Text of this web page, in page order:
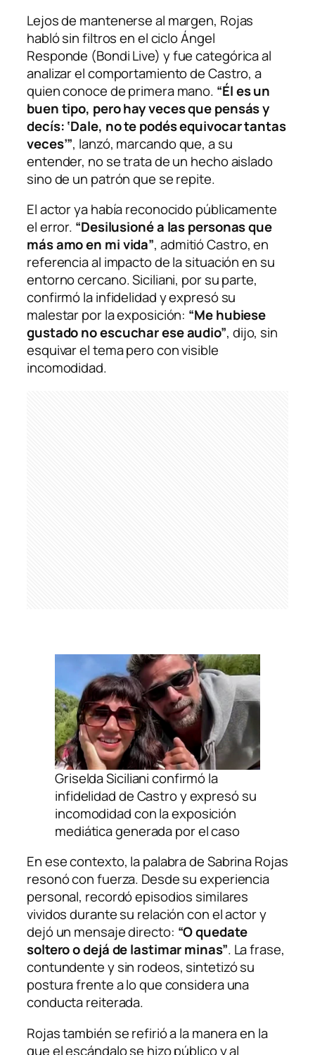
Lejos de mantenerse al margen, Rojas
habló sin filtros en el cicloÁngel
Responde (Bondi Live) y fue categórica al
analizar el comportamiento de Castro, a
quien conoce de primera mano. “Él es un
buen tipo, pero hay veces que pensás y
decís: ‘Dale, no te podés equivocar tantas
veces’”, lanzó, marcando que, a su
entender, no se trata de un hecho aislado
sino de un patrón que se repite.
El actor ya había reconocido públicamente
el error. “Desilusioné a las personas que
más amo en mi vida”, admitió Castro, en
referencia al impacto de la situación en su
entorno cercano. Siciliani, por su parte,
confirmó la infidelidad y expresó su
malestar por la exposición: “Me hubiese
gustado no escuchar ese audio”, dijo, sin
esquivar el tema pero con visible
incomodidad.
Griselda Siciliani confirmó la
infidelidad de Castro y expresó su
incomodidad con la exposición
mediática generada por el caso
En ese contexto, la palabra de Sabrina Rojas
resonó con fuerza. Desde su experiencia
personal, recordó episodios similares
vividos durante su relación con el actor y
dejó un mensaje directo: “O quedate
soltero o dejá de lastimar minas”. La frase,
contundente y sin rodeos, sintetizó su
postura frente a lo que considera una
conducta reiterada.
Rojas también se refirió a la manera en la
que el escándalo se hizo público y al